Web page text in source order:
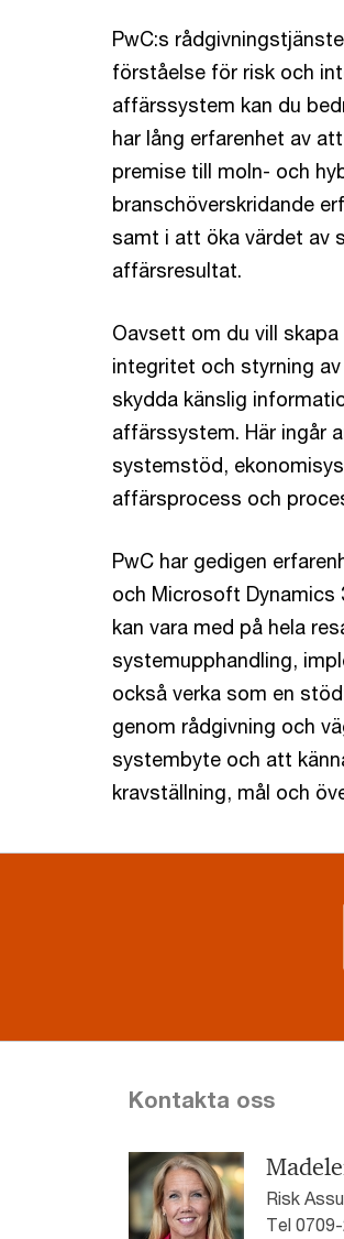
PwC:s
förståelse för risk och
affärssystem kan du
har lång erfarenhet av
premise till moln- och
branschöverskridande
samt i att öka värdet av
affärsresultat.
Oavsett om du vill
integritet och styrning
skydda känslig
affärssystem. Här ingår
systemstöd,
affärsprocess och
PwC har gedigen
och Microsoft Dynamics
kan vara med på hela
systemupphandling,
också verka som en
genom rådgivning och
systembyte och att
kravställning, mål och
Kontakta oss
Risk
Tel